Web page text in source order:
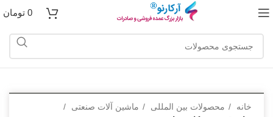
0 تومان
خانه محصولات بین المللی
ماشین آلات صنعتی